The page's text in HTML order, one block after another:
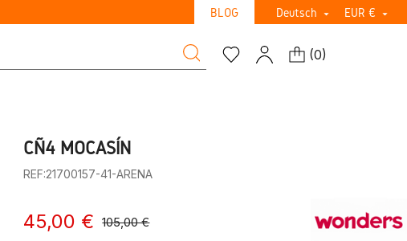
BLOG Deutsch  EUR € 
(0)
CÑ4 MOCASÍN
REF:21700157-41-ARENA
45,00 € 105,00 €